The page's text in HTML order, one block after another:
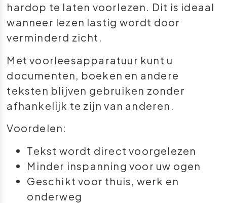
hardop te laten voorlezen. Dit is ideaal
wanneer lezen lastig wordt door
verminderd zicht.
Met voorleesapparatuur kunt u
documenten, boeken en andere
teksten blijven gebruiken zonder
afhankelijk te zijn van anderen.
Voordelen:
Tekst wordt direct voorgelezen
Minder inspanning voor uw ogen
Geschikt voor thuis, werk en
onderweg